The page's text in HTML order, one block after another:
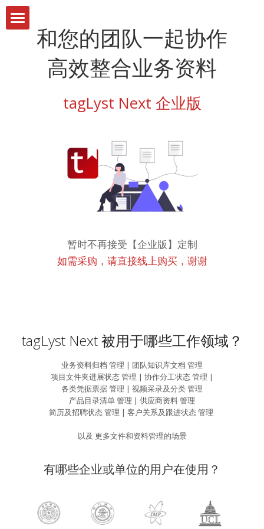
首页
订阅
和您的团队一起协作
高效整合业务资料
tagLyst Next 企业版
暂时不再接受【企业版】定制
如需采购，请直接线上购买，谢谢
tagLyst Next 被用于哪些工作领域？
业务资料归档 管理 | 团队知识库文档 管理
项目文件夹进展状态 管理 | 协作分工状态 管理 |
各类凭据票据 管理 | 视频采录及分类 管理
产品目录清单 管理 | 供应商资料 管理
简历及招聘状态 管理 | 客户关系及跟进状态 管理
以及 更多文件和资料管理的场景
有哪些企业或单位的用户在使用？